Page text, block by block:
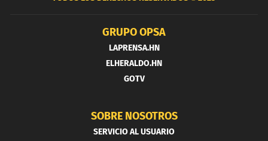
GRUPO OPSA
LAPRENSA.HN
ELHERALDO.HN
GOTV
SOBRE NOSOTROS
SERVICIO AL USUARIO